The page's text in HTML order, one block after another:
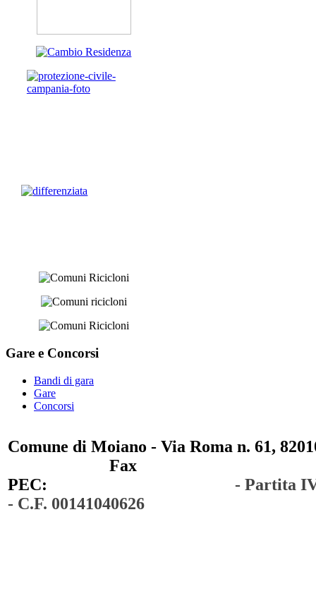
Gare e Concorsi
Bandi di gara
Gare
Concorsi
Comune di Moiano - Via Roma n. 61,
Fax
PEC:
- Partita
- C.F. 00141040626